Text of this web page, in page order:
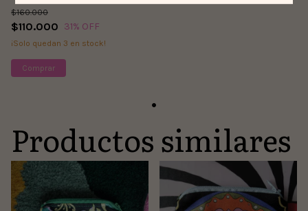
$110.000
$160.000
31% OFF
¡Solo quedan 3 en stock!
Comprar
Productos similares